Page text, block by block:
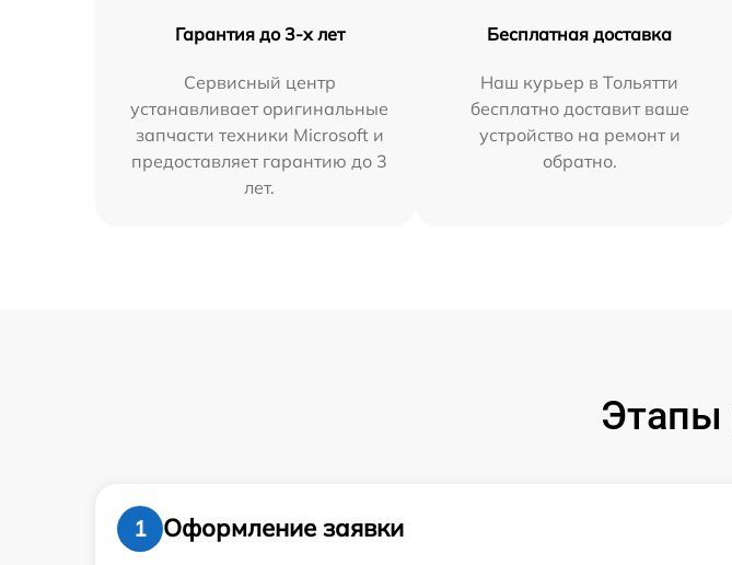
Гарантия до 3-х лет
Сервисный центр
устанавливает оригинальные
запчасти техники Microsoft и
предоставляет гарантию до 3
лет.
Бесплатная доставка
Наш курьер в Тольятти
бесплатно доставит ваше
устройство на ремонт и
обратно.
Этапы
1
Оформление заявки